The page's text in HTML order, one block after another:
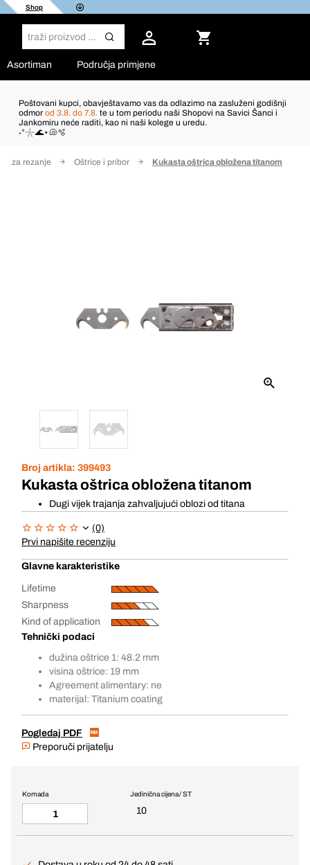
Shop
Asortiman Područja primjene
Poštovani kupci, obavještavamo vas da odlazimo na zasluženi godišnji
odmor od 3.8. do 7.8. te u tom periodu naši Shopovi na Savici Šanci i
Jankomiru neće raditi, kao ni naši kolege u uredu.
˖°𓇼🌊⋆🐚🫧
za rezanje Oštrice i pribor Kukasta oštrica obložena titanom
Broj artikla: 399493
Kukasta oštrica obložena titanom
Dugi vijek trajanja zahvaljujući oblozi od titana
(0)
Prvi napišite recenziju
Glavne karakteristike
Lifetime
Sharpness
Kind of application
Tehnički podaci
dužina oštrice 1: 48.2 mm
visina oštrice: 19 mm
Agreement alimentary: ne
materijal: Titanium coating
Pogledaj PDF
Preporuči prijatelju
Jedinična cijena / ST
10
Komada